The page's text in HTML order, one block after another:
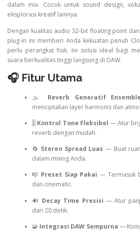
dalam mix. Cocok untuk sound design,
eksplorasi kreatif lainnya.
Dengan kualitas audio 32-bit floating point
plug-in ini memberi Anda kekuatan penuh
perlu perangkat fisik. Ini solusi ideal bagi
suara berkualitas tinggi langsung di DAW.
🎧 Fitur Utama
🌫️ Reverb Generatif Ensemble
menciptakan layer harmonis dan
🎚️ Kontrol Tone Fleksibel — Atur
reverb dengan mudah.
🔄 Stereo Spread Luas — Buat
dalam mixing Anda.
🎼 Preset Siap Pakai — Termasuk
dan cinematic.
🔊 Decay Time Presisi — Atur
dari 20 detik.
🧩 Integrasi DAW Sempurna —